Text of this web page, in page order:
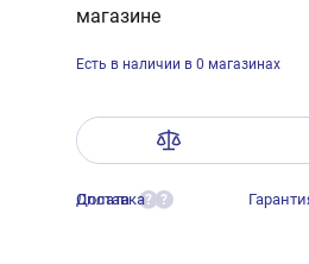
магазине
Есть в наличии в 0 магазинах
Оплата ?
Доставка ?